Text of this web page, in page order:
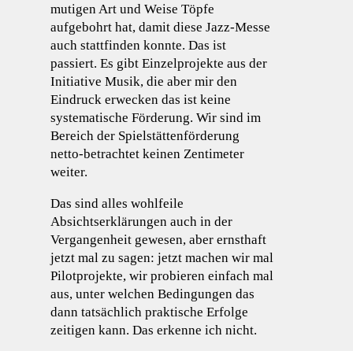
mutigen Art und Weise Töpfe
aufgebohrt hat, damit diese Jazz-Messe
auch stattfinden konnte. Das ist
passiert. Es gibt Einzelprojekte aus der
Initiative Musik, die aber mir den
Eindruck erwecken das ist keine
systematische Förderung. Wir sind im
Bereich der Spielstättenförderung
netto-betrachtet keinen Zentimeter
weiter.
Das sind alles wohlfeile
Absichtserklärungen auch in der
Vergangenheit gewesen, aber ernsthaft
jetzt mal zu sagen: jetzt machen wir mal
Pilotprojekte, wir probieren einfach mal
aus, unter welchen Bedingungen das
dann tatsächlich praktische Erfolge
zeitigen kann. Das erkenne ich nicht.